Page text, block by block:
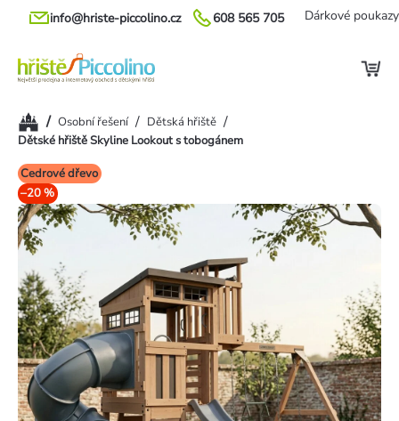
Přejít
608 565 705
info@hriste-piccolino.cz Dárkové poukazy
Domů/ Osobní řešení / Dětská hřiště /
Dětské hřiště Skyline Lookout s tobogánem
Cedrové dřevo
–20 %